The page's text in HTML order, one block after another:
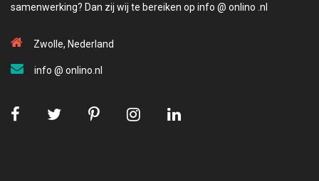
samenwerking? Dan zij wij te bereiken op info @ onlino .nl
Zwolle, Nederland
info @ onlino.nl